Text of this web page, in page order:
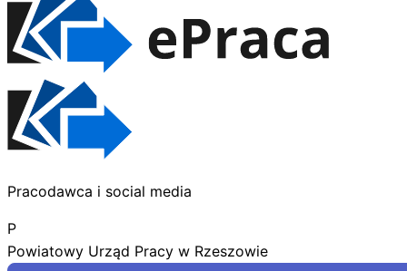
Pracodawca i social media
P
Powiatowy Urząd Pracy w Rzeszowie